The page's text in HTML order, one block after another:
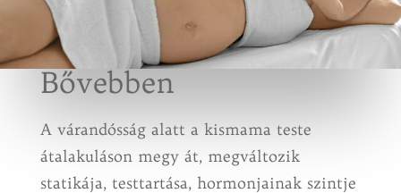
Bővebben
A várandósság alatt a kismama teste
átalakuláson megy át, megváltozik
statikája, testtartása, hormonjainak szintje